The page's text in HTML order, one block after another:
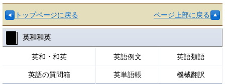
トップページに戻る ページ上部に戻る
英和和英
英和・和英 英語例文 英語類語
英語の質問箱 英単語帳 機械翻訳